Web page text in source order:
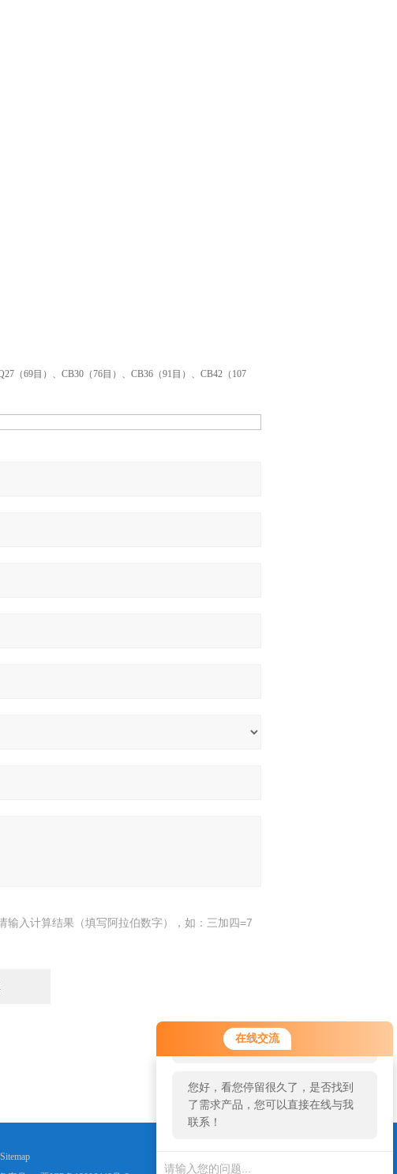
在线交流
您好！欢迎前来咨询，很高兴为您
服务，请问您要咨询什么问题呢？
您好，看您停留很久了，是否找到
了需求产品，您可以直接在线与我
联系！
（69目）、CB30（76目）、CB36（91目）、CB42（107
输入计算结果（填写阿拉伯数字），如：三加四=7